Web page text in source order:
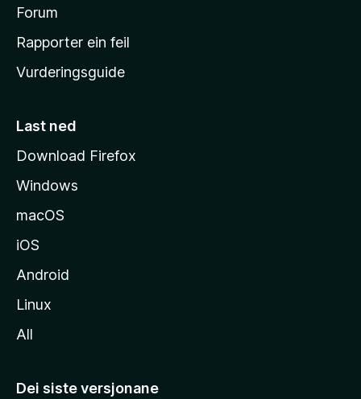
h
e
m
s
d
a
Forum
Rapporter ein feil
Vurderingsguide
Last ned
Download Firefox
Windows
macOS
iOS
Android
Linux
All
Dei siste versjonane